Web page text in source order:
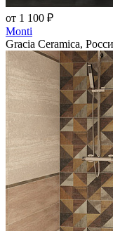
от 1 100 ₽
Monti
Gracia Ceramica,